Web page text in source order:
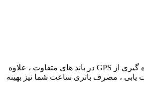
در این تکنولوژی ، با بهره گیری از GPS در باند های متفاوت ، علاوه
یابی ، مصرف باتری ساعت شما نیز بهینه